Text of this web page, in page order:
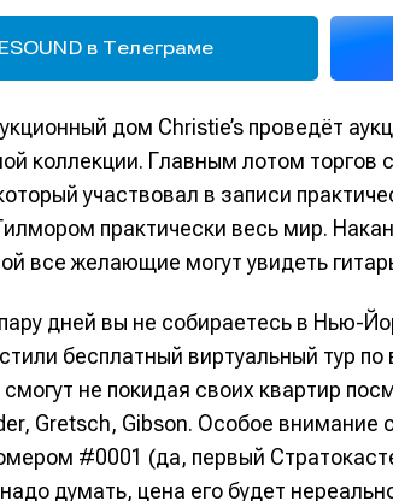
в Телеграме
дом Christie’s проведёт
коллекции. Главным лотом
участвовал в записи
практически весь мир.
все желающие могут увидеть
дней вы не собираетесь в Нью-
бесплатный виртуальный тур
не покидая своих квартир
Gretsch, Gibson. Особое
#0001 (да, первый
думать, цена его будет